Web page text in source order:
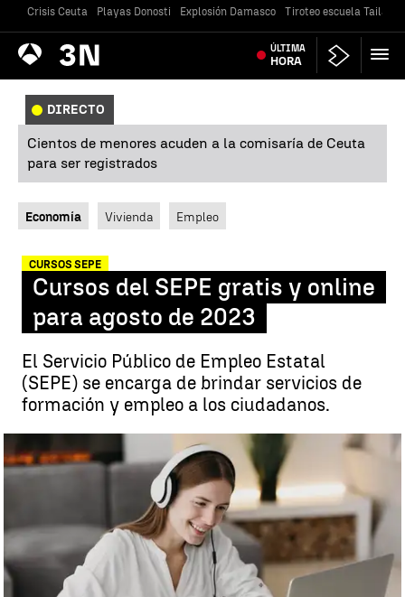
Crisis Ceuta Playas Donosti Explosión Damasco Tiroteo escuela
Antena
3 Noticias ÚLTIMA
HORA
DIRECTO
Cientos de menores acuden a la comisaría de Ceuta
para ser registrados
Economía Vivienda Empleo
CURSOS SEPE
Cursos del SEPE gratis y online
para agosto de 2023
El Servicio Público de Empleo Estatal
(SEPE) se encarga de brindar servicios de
formación y empleo a los ciudadanos.